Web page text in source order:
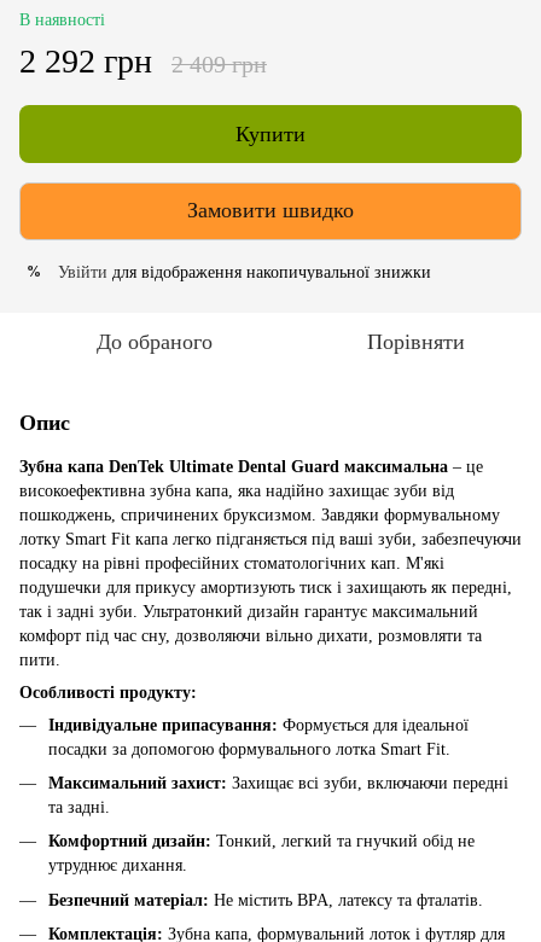
В наявності
2 292 грн 2 409 грн
Купити
Замовити швидко
% Увійти для відображення накопичувальної знижки
До обраного Порівняти
Опис
Зубна капа DenTek Ultimate Dental Guard максимальна – це
високоефективна зубна капа, яка надійно захищає зуби від
пошкоджень, спричинених бруксизмом. Завдяки формувальному
лотку Smart Fit капа легко підганяється під ваші зуби, забезпечуючи
посадку на рівні професійних стоматологічних кап. М'які
подушечки для прикусу амортизують тиск і захищають як передні,
так і задні зуби. Ультратонкий дизайн гарантує максимальний
комфорт під час сну, дозволяючи вільно дихати, розмовляти та
пити.
Особливості продукту:
Індивідуальне припасування: Формується для ідеальної
посадки за допомогою формувального лотка Smart Fit.
Максимальний захист: Захищає всі зуби, включаючи передні
та задні.
Комфортний дизайн: Тонкий, легкий та гнучкий обід не
утруднює дихання.
Безпечний матеріал: Не містить BPA, латексу та фталатів.
Комплектація: Зубна капа, формувальний лоток і футляр для